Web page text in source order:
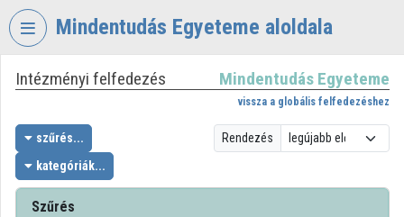
Fejléc kihagyása
Mindentudás Egyeteme aloldala
VIDEOTORIUM
MINDENTUDÁS
EGYETEME
Intézményi kezdőlap
Intézményi felfedezés Mindentudás Egyeteme
vissza a globális felfedezéshez
szűrés...
kategóriák...
Rendezés
Szűrés